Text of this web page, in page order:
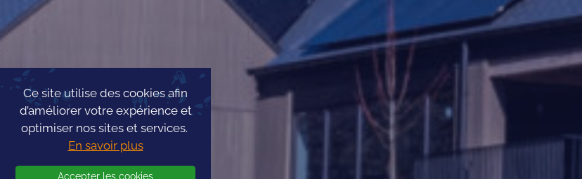
Ce site utilise des cookies afin
d’améliorer votre expérience et
optimiser nos sites et services.
En savoir plus
Accepter les cookies